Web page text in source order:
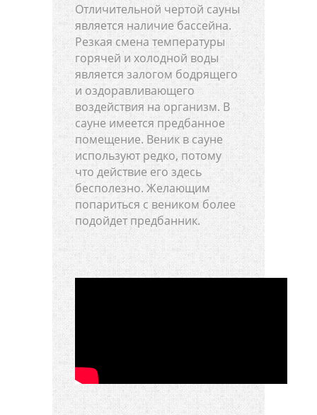
Отличительной чертой сауны
является наличие бассейна.
Резкая смена температуры
горячей и холодной воды
является залогом бодрящего
и оздоравливающего
воздействия на организм. В
сауне имеется предбанное
помещение. Веник в сауне
используют редко, потому
что действие его здесь
бесполезно. Желающим
попариться с веником более
подойдет предбанник.